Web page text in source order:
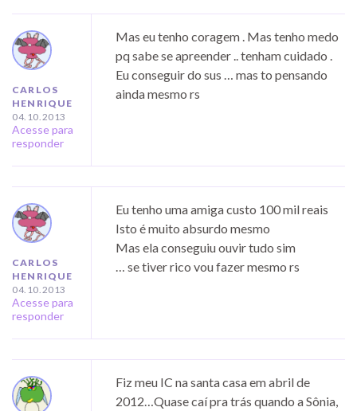
CARLOS
HENRIQUE
04.10.2013
Acesse para
responder
Mas eu tenho coragem . Mas tenho medo
pq sabe se apreender .. tenham cuidado .
Eu conseguir do sus … mas to pensando
ainda mesmo rs
CARLOS
HENRIQUE
04.10.2013
Acesse para
responder
Eu tenho uma amiga custo 100 mil reais
Isto é muito absurdo mesmo
Mas ela conseguiu ouvir tudo sim
… se tiver rico vou fazer mesmo rs
Fiz meu IC na santa casa em abril de
2012…Quase caí pra trás quando a Sônia,